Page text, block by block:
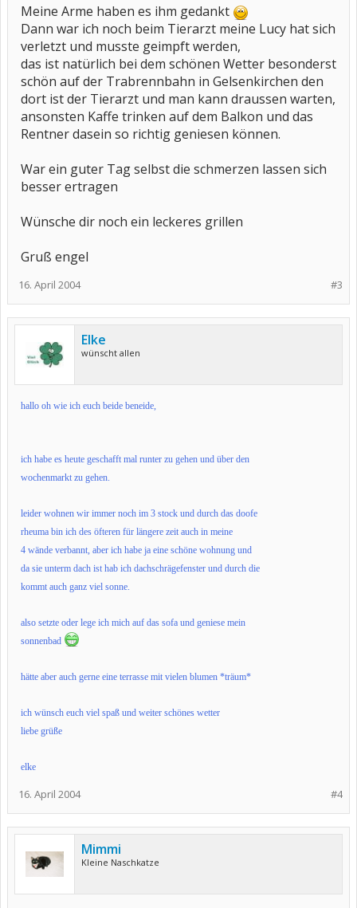
Meine Arme haben es ihm gedankt
Dann war ich noch beim Tierarzt meine Lucy hat sich
verletzt und musste geimpft werden,
das ist natürlich bei dem schönen Wetter besonderst
schön auf der Trabrennbahn in Gelsenkirchen den
dort ist der Tierarzt und man kann draussen warten,
ansonsten Kaffe trinken auf dem Balkon und das
Rentner dasein so richtig geniesen können.
War ein guter Tag selbst die schmerzen lassen sich
besser ertragen
Wünsche dir noch ein leckeres grillen
Gruß engel
#3
16. April 2004
Elke
wünscht allen
hallo oh wie ich euch beide beneide,
ich habe es heute geschafft mal runter zu gehen und über den
wochenmarkt zu gehen.
leider wohnen wir immer noch im 3 stock und durch das doofe
rheuma bin ich des öfteren für längere zeit auch in meine
4 wände verbannt, aber ich habe ja eine schöne wohnung und
da sie unterm dach ist hab ich dachschrägefenster und durch die
kommt auch ganz viel sonne.
also setzte oder lege ich mich auf das sofa und geniese mein
sonnenbad
hätte aber auch gerne eine terrasse mit vielen blumen *träum*
ich wünsch euch viel spaß und weiter schönes wetter
liebe grüße
elke
#4
16. April 2004
Mimmi
Kleine Naschkatze